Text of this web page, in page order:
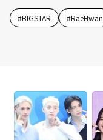
#BIGSTAR #RaeHwan